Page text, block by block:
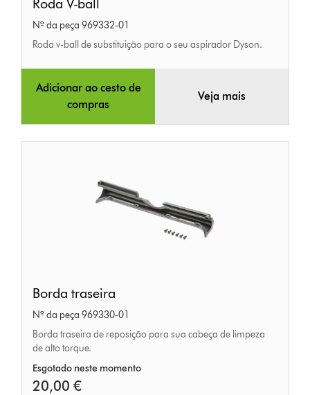
V-
ball
Roda V-ball
Nº da peça 969332-01
Roda v-ball de substituição para o seu aspirador Dyson.
Adicionar ao cesto de
compras
Veja mais
traseira
Borda traseira
Nº da peça 969330-01
Borda traseira de reposição para sua cabeça de limpeza
de alto torque.
Esgotado neste momento
20,00 €